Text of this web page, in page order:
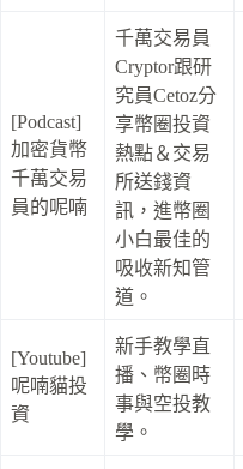
[Podcast]
加密貨幣
千萬交易
員的呢喃
千萬交易員
Cryptor跟研
究員Cetoz分
享幣圈投資
熱點＆交易
所送錢資
訊，進幣圈
小白最佳的
吸收新知管
道。
[Youtube]
呢喃貓投
資
新手教學直
播、幣圈時
事與空投教
學。